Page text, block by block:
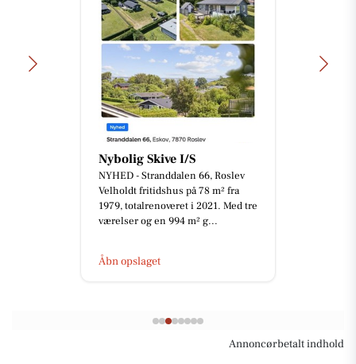
Nybolig Skive I/S
NYHED - Stranddalen 66, Roslev
Velholdt fritidshus på 78 m² fra
1979, totalrenoveret i 2021. Med tre
værelser og en 994 m² g...
Åbn opslaget
Annoncørbetalt indhold